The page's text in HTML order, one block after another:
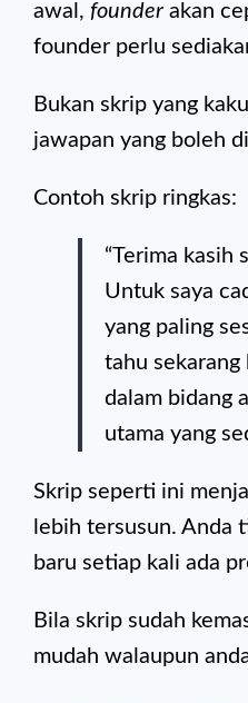
awal, founder akan
founder perlu
Bukan skrip yang
jawapan yang boleh
Contoh skrip ringkas:
“Terima kasih
Untuk saya
yang paling
tahu
dalam bidang
utama yang
Skrip seperti ini
lebih tersusun. Anda
baru setiap kali ada
Bila skrip sudah
mudah walaupun